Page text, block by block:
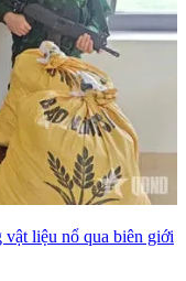
liệu nổ qua biên giới